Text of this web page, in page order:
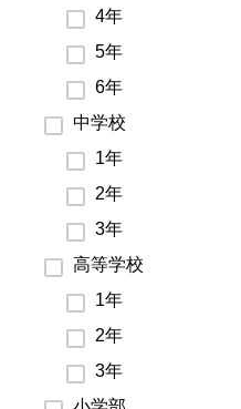
4年
5年
6年
中学校
1年
2年
3年
高等学校
1年
2年
3年